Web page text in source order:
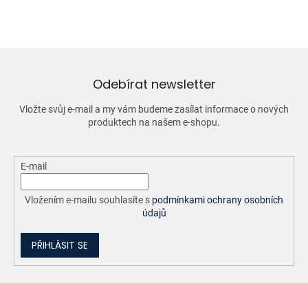
Odebírat newsletter
Vložte svůj e-mail a my vám budeme zasílat informace o nových
produktech na našem e-shopu.
E-mail
Vložením e-mailu souhlasíte s podmínkami ochrany osobních
údajů
PŘIHLÁSIT SE